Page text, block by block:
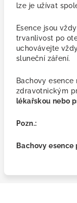
lze je užívat
Esence jsou
trvanlivost po
uchovávejte
sluneční záření.
Bachovy
zdravotnickým
lékařskou nebo
Pozn.:
Bachovy